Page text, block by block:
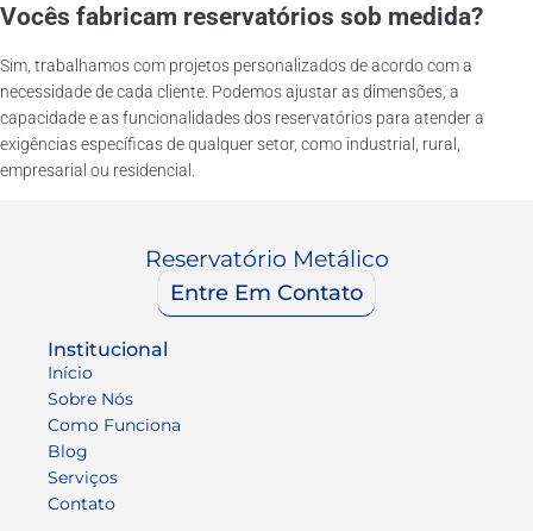
Vocês fabricam reservatórios sob medida?
Sim, trabalhamos com projetos personalizados de acordo com a
necessidade de cada cliente. Podemos ajustar as dimensões, a
capacidade e as funcionalidades dos reservatórios para atender a
exigências específicas de qualquer setor, como industrial, rural,
empresarial ou residencial.
Reservatório Metálico
Entre Em Contato
Institucional
Início
Sobre Nós
Como Funciona
Blog
Serviços
Contato